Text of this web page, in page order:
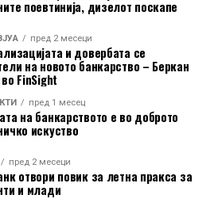
навики, грижата за
можат да се спојат во еден
инспирира сè поголем број
клиентите дека
користат и безготовински, за
мрежа, како и преку
банкарство.
поевтинија, дизелот поскапе
пред 2 месеци
и довербата се
на новото банкарство – Беркан
FinSight
пред 1 месец
на банкарството е во доброто
искуство
пред 2 месеци
отвори повик за летна пракса за
и млади